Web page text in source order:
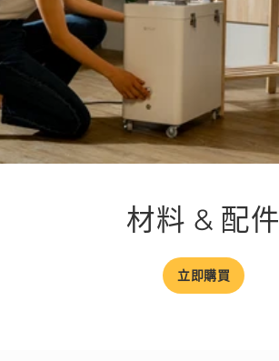
材料 & 配件
立即購買